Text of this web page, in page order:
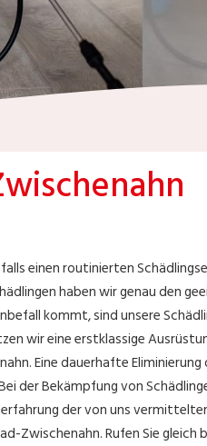
einen routinierten
haben wir genau den
kommt, sind unsere
wir eine erstklassige
Eine dauerhafte
der Bekämpfung von
der von uns
Zwischenahn. Rufen Sie gleich